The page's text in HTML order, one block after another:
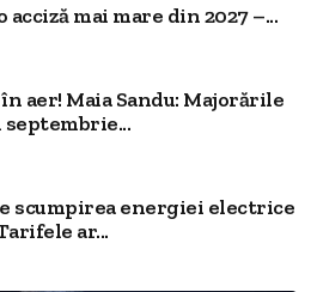
mai mare din 2027 –...
aer! Maia Sandu: Majorările
septembrie...
scumpirea energiei electrice
ar...